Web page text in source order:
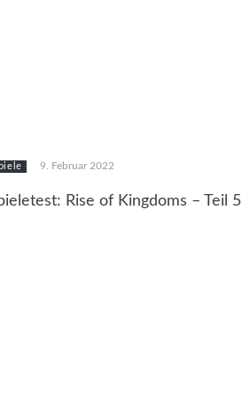
9. Februar 2022
Rise of Kingdoms – Teil 5